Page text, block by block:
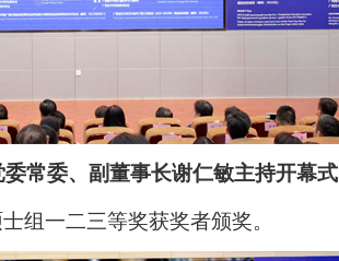
常委、副董事长谢仁敏主持开幕式
组一二三等奖获奖者颁奖。